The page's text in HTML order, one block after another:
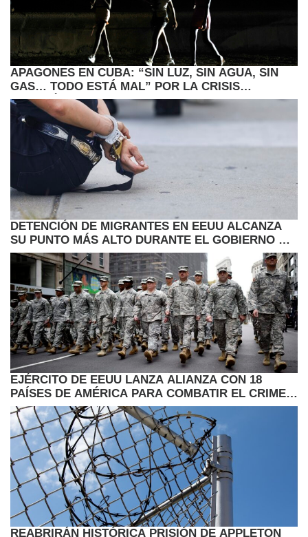
APAGONES EN CUBA: “SIN LUZ, SIN AGUA, SIN
GAS… TODO ESTÁ MAL” POR LA CRISIS
ENERGÉTICA
DETENCIÓN DE MIGRANTES EN EEUU ALCANZA
SU PUNTO MÁS ALTO DURANTE EL GOBIERNO DE
TRUMP
EJÉRCITO DE EEUU LANZA ALIANZA CON 18
PAÍSES DE AMÉRICA PARA COMBATIR EL CRIMEN
ORGANIZADO
REABRIRÁN HISTÓRICA PRISIÓN DE APPLETON